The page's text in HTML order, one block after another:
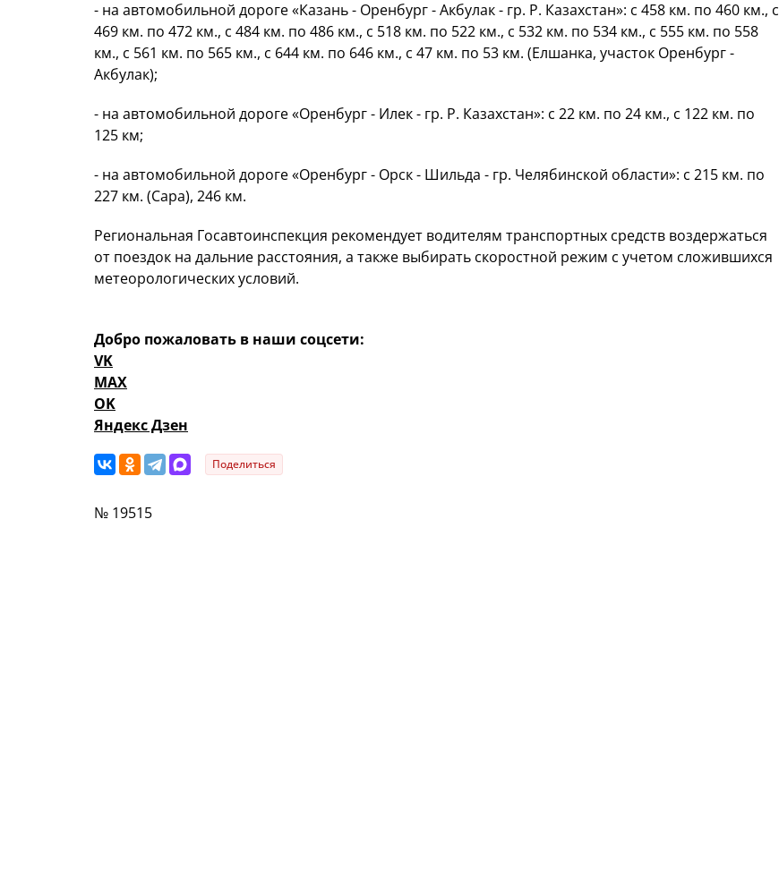
- на автомобильной дороге «Казань - Оренбург - Акбулак - гр. Р. Казахстан»: с 458 км. по 460 км., с
469 км. по 472 км., с 484 км. по 486 км., с 518 км. по 522 км., с 532 км. по 534 км., с 555 км. по 558
км., с 561 км. по 565 км., с 644 км. по 646 км., с 47 км. по 53 км. (Елшанка, участок Оренбург -
Акбулак);
- на автомобильной дороге «Оренбург - Илек - гр. Р. Казахстан»: с 22 км. по 24 км., с 122 км. по
125 км;
- на автомобильной дороге «Оренбург - Орск - Шильда - гр. Челябинской области»: с 215 км. по
227 км. (Сара), 246 км.
Региональная Госавтоинспекция рекомендует водителям транспортных средств воздержаться
от поездок на дальние расстояния, а также выбирать скоростной режим с учетом сложившихся
метеорологических условий.
Добро пожаловать в наши соцсети:
VK
MAX
OK
Яндекс Дзен
Поделиться
№ 19515